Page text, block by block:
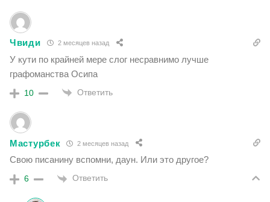
Чвиди 2 месяцев назад
У кути по крайней мере слог несравнимо лучше
графоманства Осипа
10 Ответить
Мастурбек 2 месяцев назад
Свою писанину вспомни, даун. Или это другое?
6 Ответить